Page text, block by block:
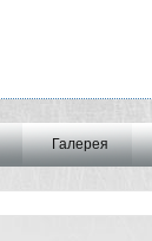
Галерея